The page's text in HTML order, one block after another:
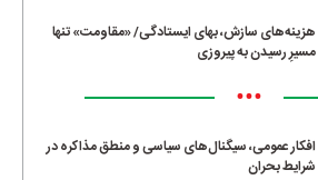
هزینه‌های سازش، بهای ایستادگی/ «مقاومت» تنها
مسیرِ رسیدن به پیروزی
•••
افکار عمومی، سیگنال‌های سیاسی و منطق مذاکره در
شرایط بحران